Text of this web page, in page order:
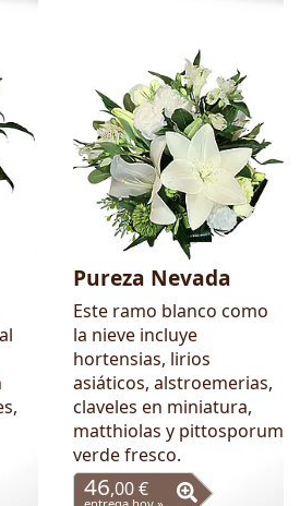
Pureza Nevada
Este ramo blanco como
la nieve incluye
hortensias, lirios
asiáticos, alstroemerias,
claveles en miniatura,
matthiolas y pittosporum
verde fresco.
46,00 €